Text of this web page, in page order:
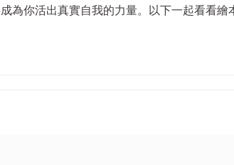
為你活出真實自我的力量。以下一起看看繪